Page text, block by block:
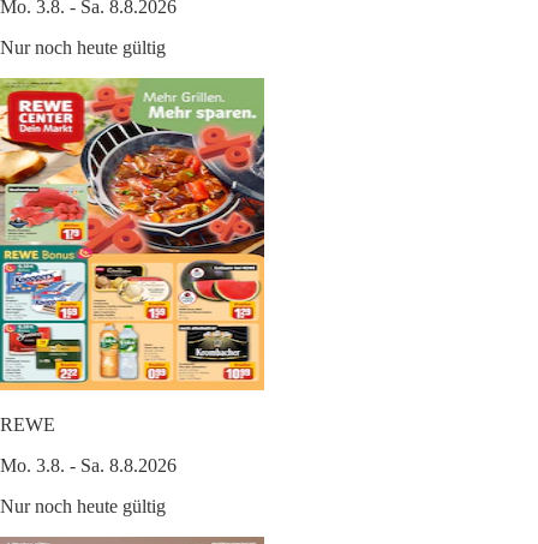
Mo. 3.8. - Sa. 8.8.2026
Nur noch heute gültig
REWE
Mo. 3.8. - Sa. 8.8.2026
Nur noch heute gültig